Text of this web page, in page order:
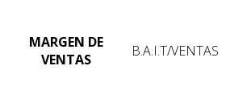
MARGEN DE
VENTAS
B.A.I.T/VENTAS